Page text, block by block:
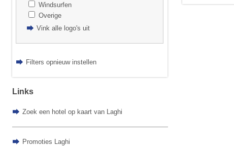
Windsurfen
Overige
Vink alle logo's uit
Filters opnieuw instellen
Links
Zoek een hotel op kaart van Laghi
Promoties Laghi